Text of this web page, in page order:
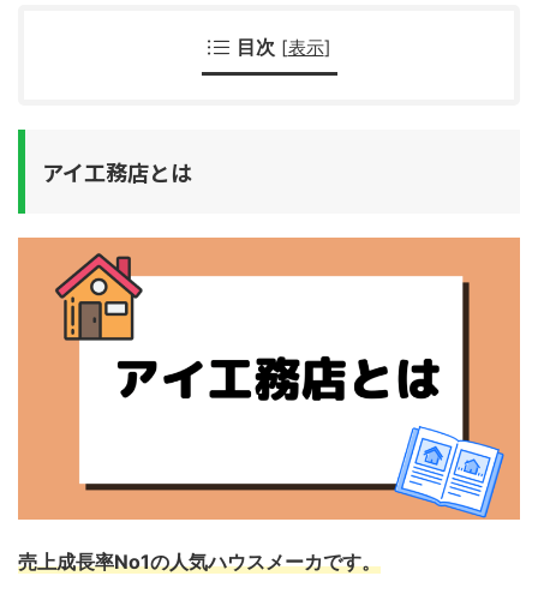
目次 [表示]
アイ工務店とは
売上成長率No1の人気ハウスメーカです。